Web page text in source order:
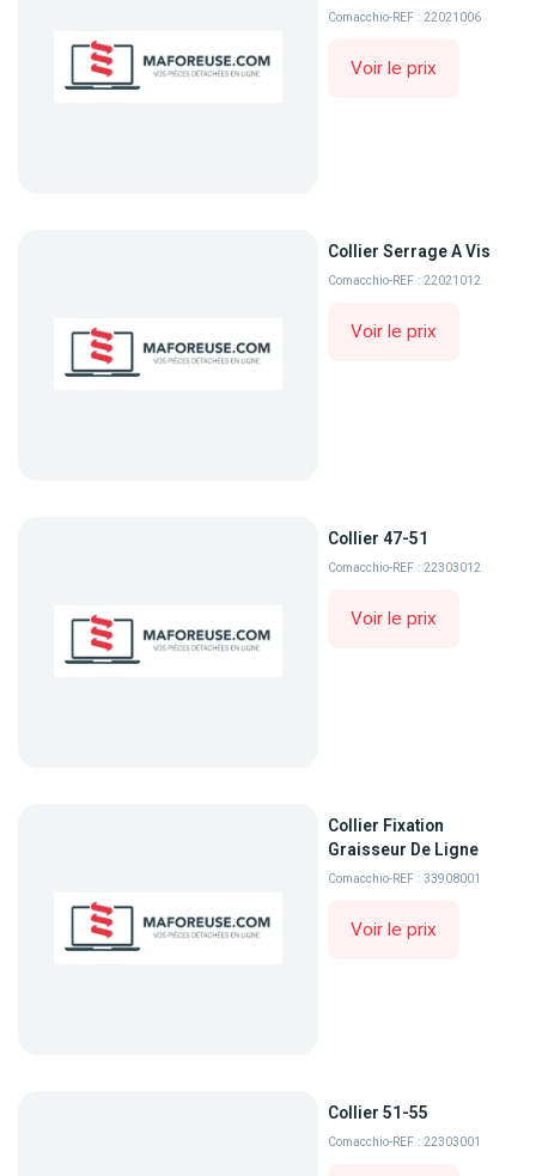
Comacchio-REF : 22021006
Voir le prix
Collier Serrage A Vis
Comacchio-REF : 22021012
Voir le prix
Collier 47-51
Comacchio-REF : 22303012
Voir le prix
Collier Fixation
Graisseur De Ligne
Comacchio-REF : 33908001
Voir le prix
Collier 51-55
Comacchio-REF : 22303001